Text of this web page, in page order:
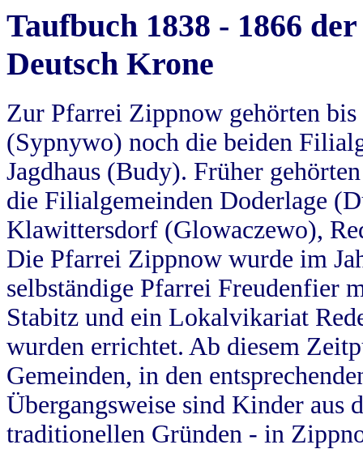
Taufbuch 1838 - 1866
Deutsch Krone
Zur Pfarrei Zippnow gehörten
(Sypnywo) noch die beiden
Jagdhaus (Budy). Früher
die Filialgemeinden Doderlage
Klawittersdorf (Glowaczewo),
Die Pfarrei Zippnow wurde im
selbständige Pfarrei Freudenfier
Stabitz und ein Lokalvikariat
wurden errichtet. Ab diesem
Gemeinden, in den
Übergangsweise sind Kinder aus
traditionellen Gründen - in